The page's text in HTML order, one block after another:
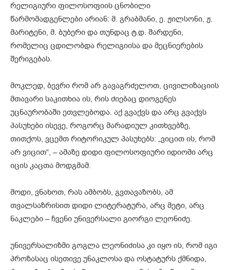
რელიგიური ფილოსოფიის ცნობილი
წარმომადგენლები არიან: მ. გრაბმანი, ე. ჟილსონი, ჟ.
მარიტენი, მ. ბუბერი და თუნდაც ტ.დ. შარდენი,
რომელიც ცდილობდა რელიგიისა და მეცნიერების
შერიგებას.
მოკლედ, ბევრი რომ არ გავაგრძელოთ, ცივილიზაციის
მთავარი საკითხია ის, რის ძიებაც დიოგენეს
უცნაურობაში ეთვლებოდა. აქ გვაქვს და არც გვაქვს
პასუხები ისევე, როგორც მარადიულ კითხვებზე,
თითქოს, ვცემთ რიტორიკულ პასუხებს: „ვიცით ის, რომ
არ ვიცით“, – ამაზე დიდი ფილოსოფიური იდიომი არც
იცის კაცთა მოდგმამ.
მოდი, ვნახოთ, რას ამბობს, გვთავაზობს, ამ
თვალსაზრისით დიდი ლიტერატურა, არც მეტი, არც
ნაკლები – ჩვენი უნივერსალი გიორგი ლეონიძე.
უნივერსალიზმი გოგლა ლეონიძისა კი იყო ის, რომ იგი
პროზასაც ისეთივე უნაკლოსა და ოსტატურს ქმნიდა,